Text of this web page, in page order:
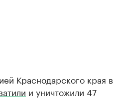
Краснодарского края в
и уничтожили 47